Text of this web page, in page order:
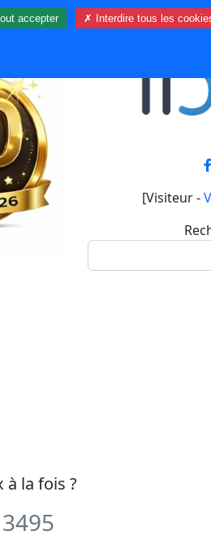
Contact Mon compte
[Visiteur -
à la fois ?
accepter ✗ Interdire tous les